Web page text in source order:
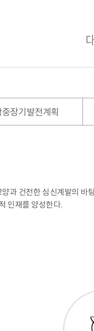
러리 성심학보
는길 캠퍼스전경
책임보험안내
헬로버스 FAQ 헬로버스
기부금 현황
장기발전계획
과 건전한 심신계발의 바
인재를 양성한다.